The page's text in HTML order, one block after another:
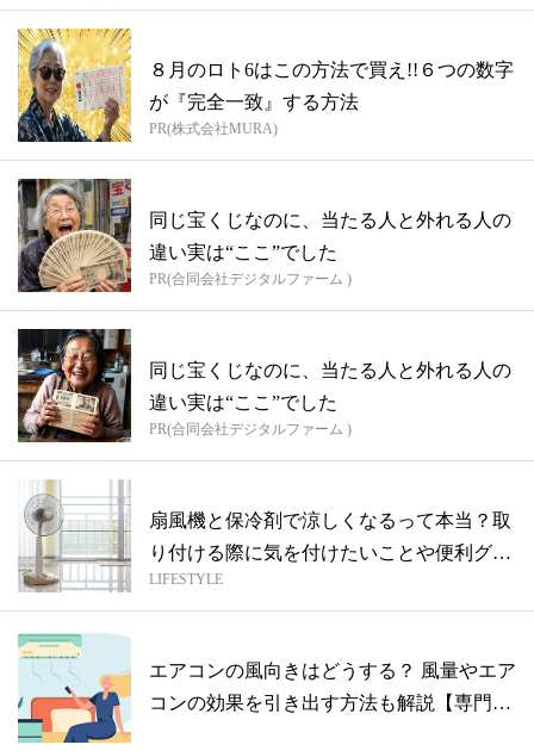
８月のロト6はこの方法で買え!!６つの数字
が『完全一致』する方法
PR(株式会社MURA)
同じ宝くじなのに、当たる人と外れる人の
違い実は“ここ”でした
PR(合同会社デジタルファーム )
同じ宝くじなのに、当たる人と外れる人の
違い実は“ここ”でした
PR(合同会社デジタルファーム )
扇風機と保冷剤で涼しくなるって本当？取
り付ける際に気を付けたいことや便利グッ
ズ（...
LIFESTYLE
エアコンの風向きはどうする？ 風量やエア
コンの効果を引き出す方法も解説【専門家